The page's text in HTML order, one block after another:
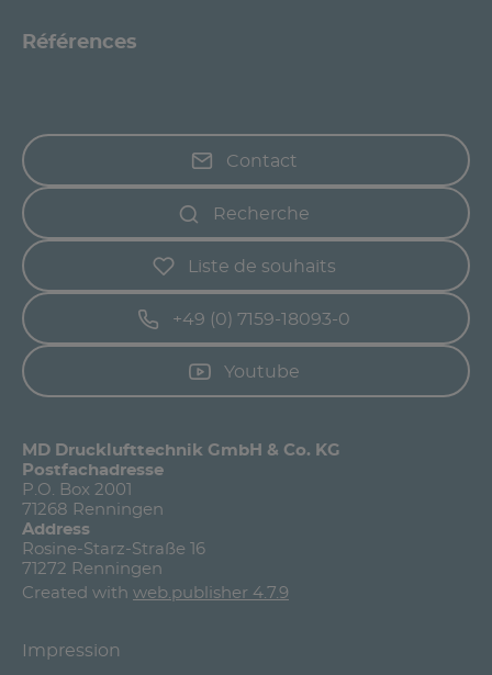
Références
Contact
Recherche
Liste de souhaits
+49 (0) 7159-18093-0
Youtube
MD Drucklufttechnik GmbH & Co. KG
Postfachadresse
P.O. Box 2001
71268 Renningen
Address
Rosine-Starz-Straße 16
71272 Renningen
Created with web.publisher 4.7.9
Impression